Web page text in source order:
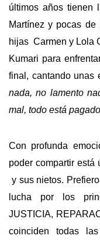
últimos años
Martínez y pocas
hijas Carmen y Lola
Kumari para
final, cantando unas
nada, no lamento
mal, todo está
Con profunda
poder compartir
y sus nietos.
lucha por los
JUSTICIA,
coinciden todas